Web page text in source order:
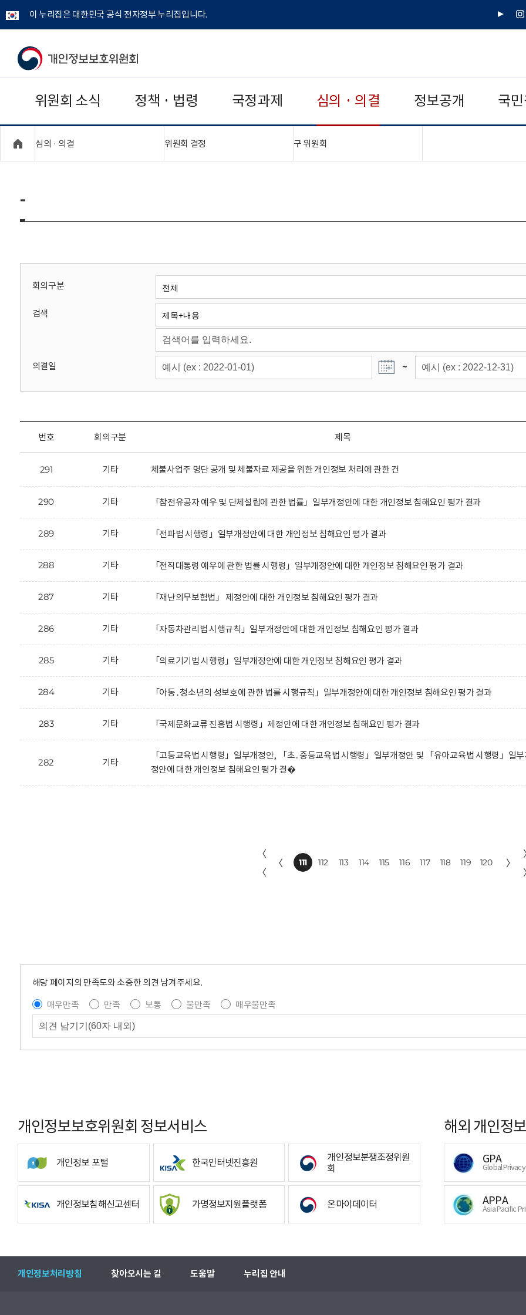
이 누리집은 대한민국 공식 전자정부 누리집입니다.
유
인
개
보
보
위
회
위원회 소식 정책 · 법령 국정과제 심의 · 의결 정보공개 국
심의 · 의결 위원회 결정 구 위원회
-
회의구분
검색
의결일 ~
번호 회의구분 제목
291 기타 체불사업주 명단 공개 및 체불자료 제공을 위한 개인정보 처리에 관한 건
290 기타 「참전유공자 예우 및 단체설립에 관한 법률」일부개정안에 대한 개인정보 침해요인 평가 결과
289 기타 「전파법 시행령」일부개정안에 대한 개인정보 침해요인 평가 결과
288 기타 「전직대통령 예우에 관한 법률 시행령」일부개정안에 대한 개인정보 침해요인 평가 결과
287 기타 「재난의무보험법」 제정안에 대한 개인정보 침해요인 평가 결과
286 기타 「자동차관리법 시행규칙」일부개정안에 대한 개인정보 침해요인 평가 결과
285 기타 「의료기기법 시행령」일부개정안에 대한 개인정보 침해요인 평가 결과
284 기타 「아동․청소년의 성보호에 관한 법률 시행규칙」일부개정안에 대한 개인정보 침해요인 평가 결과
283 기타 「국제문화교류 진흥법 시행령」제정안에 대한 개인정보 침해요인 평가 결과
282 기타
「고등교육법 시행령」일부개정안, 「초․중등교육법 시행령」일부개정안 및 「유아교육법 시행령」일부
정안에 대한 개인정보 침해요인 평가 결�
〈
〈
〈 111 112 113 114 115 116 117 118 119 120 〉
해당 페이지의 만족도와 소중한 의견 남겨주세요.
매우만족
만족 보통 불만족
매우불만족
개인정보보호위원회 정보서비스
개인정보 포털 한국인터넷진흥원
개인정보분쟁조정위원
회
개인정보침해신고센터 가명정보지원플랫폼 온마이데이터
해외 개인정
GPA
Global
APPA
Asia Pacific
개인정보처리방침 찾아오시는 길 도움말 누리집 안내